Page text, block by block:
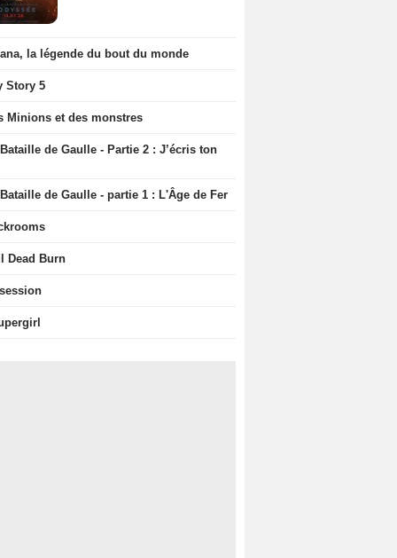
la légende du bout du monde
Story 5
Minions et des monstres
de Gaulle - Partie 2 : J’écris ton
de Gaulle - partie 1 : L'Âge de Fer
Dead Burn